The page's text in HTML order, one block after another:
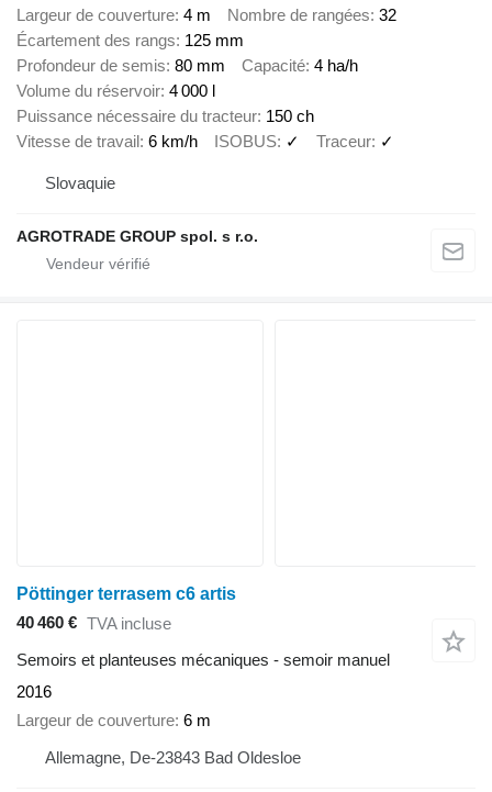
Largeur de couverture 4 m Nombre de rangées 32
Écartement des rangs 125 mm
Profondeur de semis 80 mm Capacité 4 ha/h
Volume du réservoir 4 000 l
Puissance nécessaire du tracteur 150 ch
Vitesse de travail 6 km/h ISOBUS ✓ Traceur ✓
Slovaquie
AGROTRADE GROUP spol. s r.o.
Pöttinger terrasem c6 artis
40 460 € TVA incluse
Semoirs et planteuses mécaniques - semoir manuel
2016
Largeur de couverture 6 m
Allemagne, De-23843 Bad Oldesloe